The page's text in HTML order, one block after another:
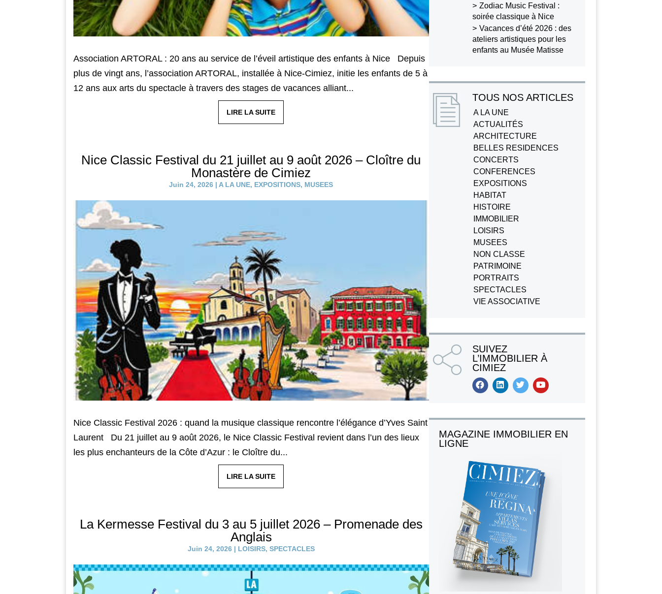
Association ARTORAL : 20 ans au service de l’éveil artistique des enfants à Nice Depuis
plus de vingt ans, l’association ARTORAL, installée à Nice-Cimiez, initie les enfants de 5 à
12 ans aux arts du spectacle à travers des stages de vacances alliant...
LIRE LA SUITE
Nice Classic Festival du 21 juillet au 9 août 2026 – Cloître du
Monastère de Cimiez
Juin 24, 2026 | A LA UNE, EXPOSITIONS, MUSEES
Nice Classic Festival 2026 : quand la musique classique rencontre l’élégance d’Yves Saint
Laurent Du 21 juillet au 9 août 2026, le Nice Classic Festival revient dans l’un des lieux
les plus enchanteurs de la Côte d’Azur : le Cloître du...
LIRE LA SUITE
La Kermesse Festival du 3 au 5 juillet 2026 – Promenade des
Anglais
Juin 24, 2026| LOISIRS, SPECTACLES
Zodiac Music Festival :
soirée classique à Nice
Vacances d’été 2026 : des
ateliers artistiques pour les
enfants au Musée Matisse
TOUS NOS ARTICLES
A LA UNE
ACTUALITÉS
ARCHITECTURE
BELLES RESIDENCES
CONCERTS
CONFERENCES
EXPOSITIONS
HABITAT
HISTOIRE
IMMOBILIER
LOISIRS
MUSEES
NON CLASSE
PATRIMOINE
PORTRAITS
SPECTACLES
VIE ASSOCIATIVE
SUIVEZ
L’IMMOBILIER À
CIMIEZ
MAGAZINE IMMOBILIER EN
LIGNE